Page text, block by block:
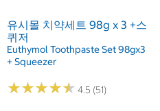
유시몰 치약세트 98g x 3 +스
퀴저
Euthymol Toothpaste Set 98gx3
+ Squeezer
★★★★★
★★★★★ 4.5 (51)